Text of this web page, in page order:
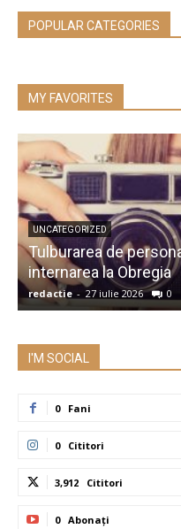
POPULAR CATEGORIES
MY FAVORITES
UNCATEGORIZED
Tulburarea de
internarea la Obregia
redactie - 27 iulie 2026 0
I'M SOCIAL
0 Fani
0 Cititori
3,912 Cititori
0 Abonați